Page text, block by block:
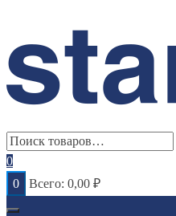
0
0
Всего: 0,00 ₽